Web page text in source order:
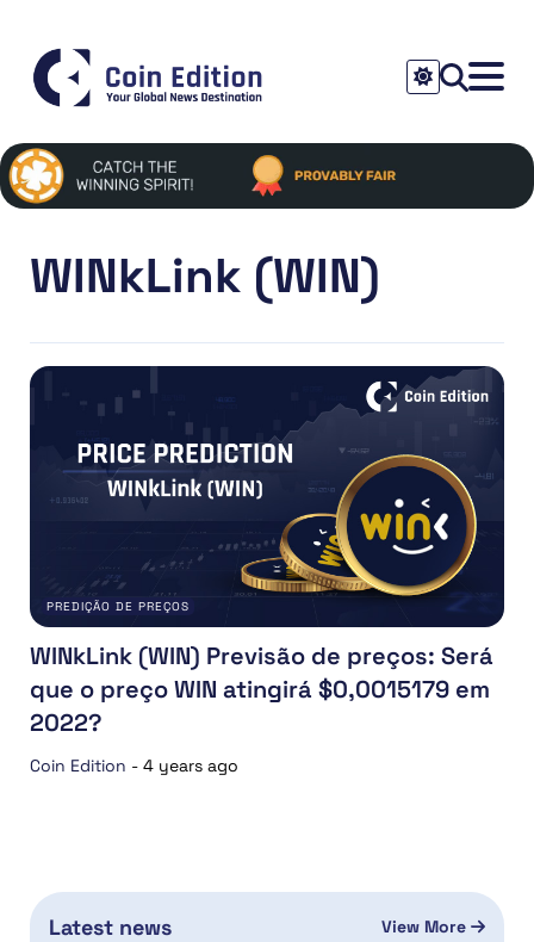
WINkLink (WIN)
PREDIÇÃO DE PREÇOS
WINkLink (WIN) Previsão de preços: Será
que o preço WIN atingirá $0,0015179 em
2022?
Coin Edition - 4 years ago
Latest news View More